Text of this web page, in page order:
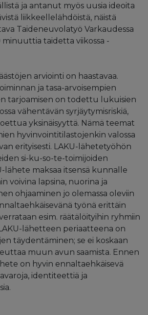
ja antanut myös uusia ideoita
liikkeellelähdöistä, näistä
Taideneuvolatyö Varkaudessa
minuuttia taidetta viikossa -
arviointi on haastavaa.
ja tasa-arvoisempien
tarjoamisen on todettu lukuisien
vähentävän syrjäytymisriskiä,
yksinäisyyttä. Nämä teemat
hyvinvointitilastojenkin valossa
erityisesti. LAKU-lähetetyöhön
si-ku-so-te-toimijoiden
lähete maksaa itsensä kunnalle
voivina lapsina, nuorina ja
ohjaaminen jo olemassa oleviin
työnä erittäin
esim. räätälöityihin ryhmiin
lähetteen periaatteena on
täydentäminen; se ei koskaan
muun avun saamista. Ennen
on hyvin ennaltaehkäisevä
identiteettiä ja